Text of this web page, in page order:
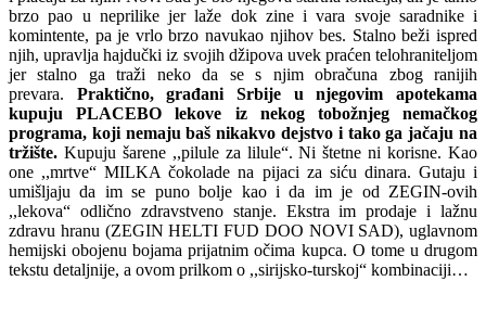
brzo pao u neprilike jer laže dok zine i vara svoje saradnike i
komintente, pa je vrlo brzo navukao njihov bes. Stalno beži ispred
njih, upravlja hajdučki iz svojih džipova uvek praćen telohraniteljom
jer stalno ga traži neko da se s njim obračuna zbog ranijih
prevara. Praktično, građani Srbije u njegovim apotekama
kupuju PLACEBO lekove iz nekog tobožnjeg nemačkog
programa, koji nemaju baš nikakvo dejstvo i tako ga jačaju na
tržište. Kupuju šarene ,,pilule za lilule“. Ni štetne ni korisne. Kao
one ,,mrtve“ MILKA čokolade na pijaci za siću dinara. Gutaju i
umišljaju da im se puno bolje kao i da im je od ZEGIN-ovih
,,lekova“ odlično zdravstveno stanje. Ekstra im prodaje i lažnu
zdravu hranu (ZEGIN HELTI FUD DOO NOVI SAD), uglavnom
hemijski obojenu bojama prijatnim očima kupca. O tome u drugom
tekstu detaljnije, a ovom prilkom o ,,sirijsko-turskoj“ kombinaciji…